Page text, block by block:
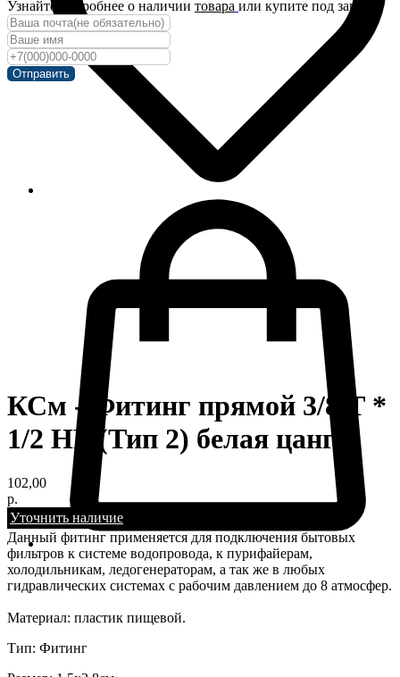
Узнайте подробнее о наличии товара или купите под заказ!
Отправить
КСм - Фитинг прямой 3/8 Т *
1/2 НР (Тип 2) белая цанга
102,00
р.
Уточнить наличие
Данный фитинг применяется для подключения бытовых
фильтров к системе водопровода, к пурифайерам,
холодильникам, ледогенераторам, а так же в любых
гидравлических системах с рабочим давлением до 8 атмосфер.
Материал: пластик пищевой.
Тип: Фитинг